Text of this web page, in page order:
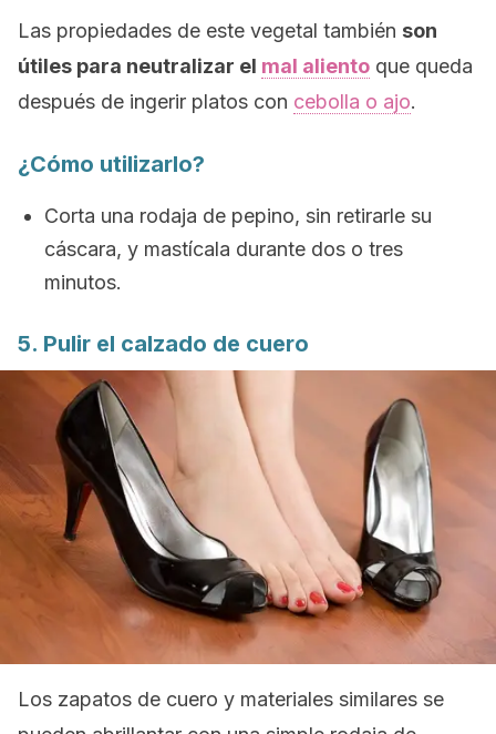
Las propiedades de este vegetal también son
útiles para neutralizar el mal aliento que queda
después de ingerir platos con cebolla o ajo.
¿Cómo utilizarlo?
Corta una rodaja de pepino, sin retirarle su
cáscara, y mastícala durante dos o tres
minutos.
5. Pulir el calzado de cuero
Los zapatos de cuero y materiales similares se